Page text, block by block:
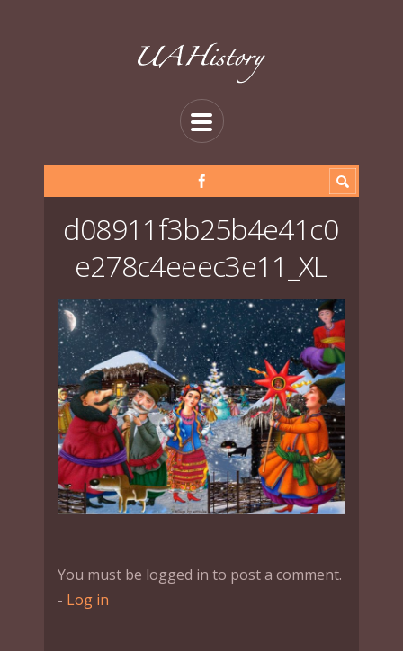
d08911f3b25b4e41c0
e278c4eeec3e11_XL
You must be logged in to post a comment.
- Log in